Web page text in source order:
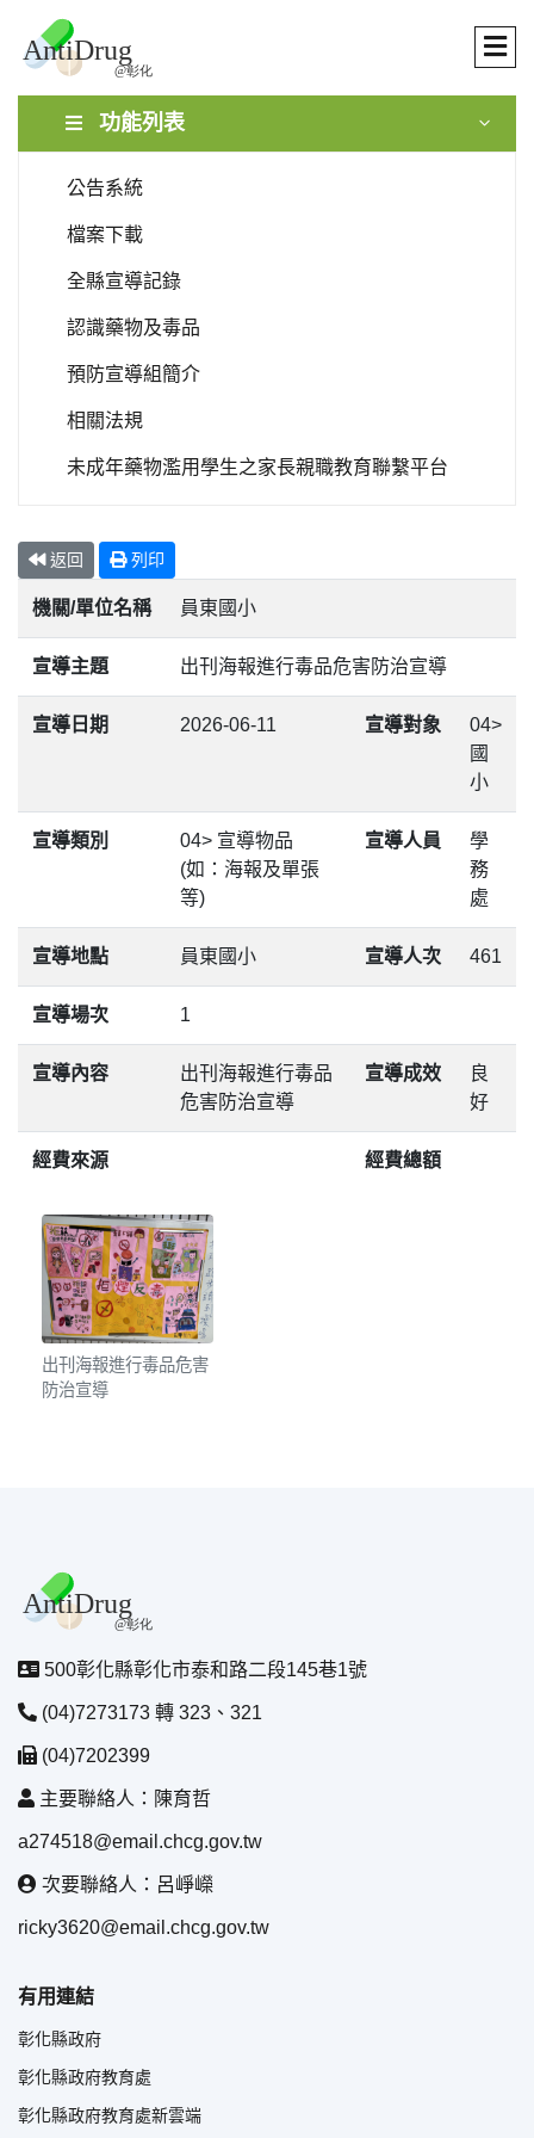
功能列表
公告系統
檔案下載
全縣宣導記錄
認識藥物及毒品
預防宣導組簡介
相關法規
未成年藥物濫用學生之家長親職教育聯繫平台
返回 列印
機關/單位名稱 員東國小
宣導主題 出刊海報進行毒品危害防治宣導
宣導日期 2026-06-11 宣導對象
04>
國
小
宣導類別
04> 宣導物品
(如：海報及單張
等)
宣導人員
學
務
處
宣導地點 員東國小 宣導人次 461
宣導場次 1
宣導內容
出刊海報進行毒品
危害防治宣導
宣導成效
良
好
經費來源 經費總額
出刊海報進行毒品危害
防治宣導
500彰化縣彰化市泰和路二段145巷1號
(04)7273173 轉 323、321
(04)7202399
主要聯絡人：陳育哲
a274518@email.chcg.gov.tw
次要聯絡人：呂崢嶸
ricky3620@email.chcg.gov.tw
有用連結
彰化縣政府
彰化縣政府教育處
彰化縣政府教育處新雲端